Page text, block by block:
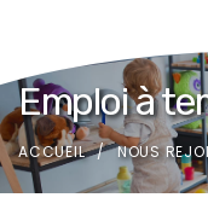
Emploi à
ACCUEIL NOUS